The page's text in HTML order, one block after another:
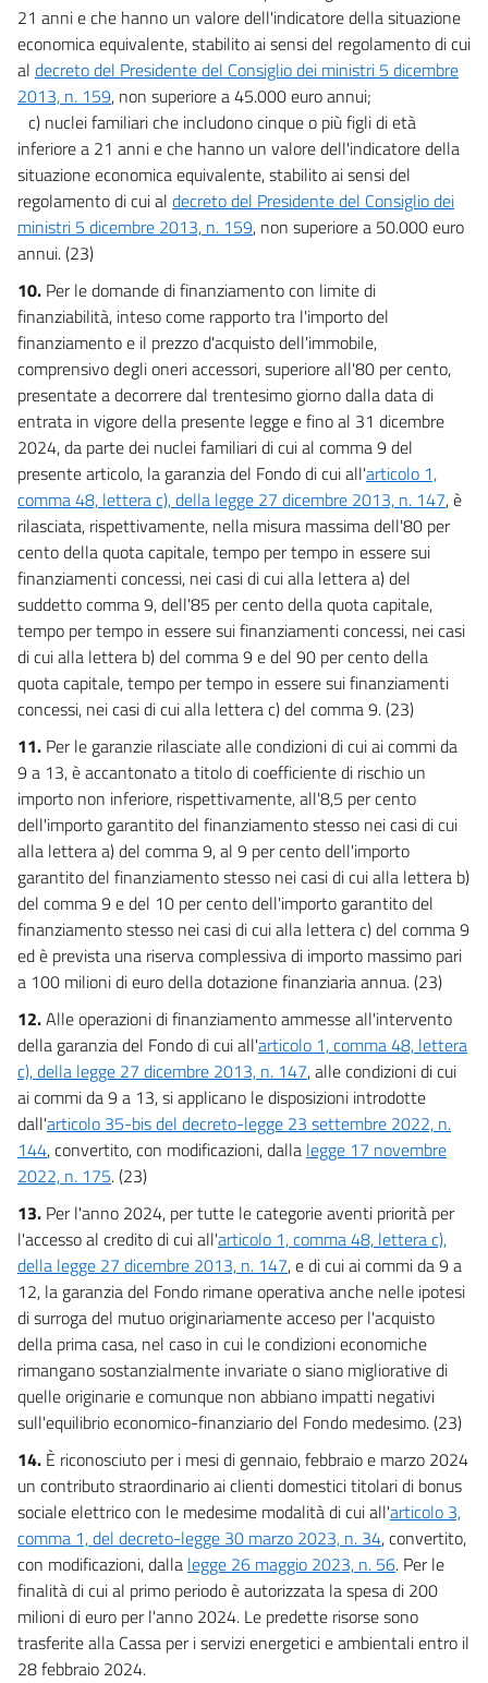
21 anni e che hanno un valore dell'indicatore della situazione
economica equivalente, stabilito ai sensi del regolamento di cui
al decreto del Presidente del Consiglio dei ministri 5 dicembre
2013, n. 159, non superiore a 45.000 euro annui;
c) nuclei familiari che includono cinque o più figli di età
inferiore a 21 anni e che hanno un valore dell'indicatore della
situazione economica equivalente, stabilito ai sensi del
regolamento di cui al decreto del Presidente del Consiglio dei
ministri 5 dicembre 2013, n. 159, non superiore a 50.000 euro
annui. (23)
10. Per le domande di finanziamento con limite di
finanziabilità, inteso come rapporto tra l'importo del
finanziamento e il prezzo d'acquisto dell'immobile,
comprensivo degli oneri accessori, superiore all'80 per cento,
presentate a decorrere dal trentesimo giorno dalla data di
entrata in vigore della presente legge e fino al 31 dicembre
2024, da parte dei nuclei familiari di cui al comma 9 del
presente articolo, la garanzia del Fondo di cui all'articolo 1,
comma 48, lettera c), della legge 27 dicembre 2013, n. 147, è
rilasciata, rispettivamente, nella misura massima dell'80 per
cento della quota capitale, tempo per tempo in essere sui
finanziamenti concessi, nei casi di cui alla lettera a) del
suddetto comma 9, dell'85 per cento della quota capitale,
tempo per tempo in essere sui finanziamenti concessi, nei casi
di cui alla lettera b) del comma 9 e del 90 per cento della
quota capitale, tempo per tempo in essere sui finanziamenti
concessi, nei casi di cui alla lettera c) del comma 9. (23)
11. Per le garanzie rilasciate alle condizioni di cui ai commi da
9 a 13, è accantonato a titolo di coefficiente di rischio un
importo non inferiore, rispettivamente, all'8,5 per cento
dell'importo garantito del finanziamento stesso nei casi di cui
alla lettera a) del comma 9, al 9 per cento dell'importo
garantito del finanziamento stesso nei casi di cui alla lettera b)
del comma 9 e del 10 per cento dell'importo garantito del
finanziamento stesso nei casi di cui alla lettera c) del comma 9
ed è prevista una riserva complessiva di importo massimo pari
a 100 milioni di euro della dotazione finanziaria annua. (23)
12.Alle operazioni di finanziamento ammesse all'intervento
della garanzia del Fondo di cui all'articolo 1, comma 48, lettera
c), della legge 27 dicembre 2013, n. 147, alle condizioni di cui
ai commi da 9 a 13, si applicano le disposizioni introdotte
dall'articolo 35-bis del decreto-legge 23 settembre 2022, n.
144, convertito, con modificazioni, dalla legge 17 novembre
2022, n. 175. (23)
13. Per l'anno 2024, per tutte le categorie aventi priorità per
l'accesso al credito di cui all'articolo 1, comma 48, lettera c),
della legge 27 dicembre 2013, n. 147, e di cui ai commi da 9 a
12, la garanzia del Fondo rimane operativa anche nelle ipotesi
di surroga del mutuo originariamente acceso per l'acquisto
della prima casa, nel caso in cui le condizioni economiche
rimangano sostanzialmente invariate o siano migliorative di
quelle originarie e comunque non abbiano impatti negativi
sull'equilibrio economico-finanziario del Fondo medesimo. (23)
14. È riconosciuto per i mesi di gennaio, febbraio e marzo 2024
un contributo straordinario ai clienti domestici titolari di bonus
sociale elettrico con le medesime modalità di cui all'articolo 3,
comma 1, del decreto-legge 30 marzo 2023, n. 34, convertito,
con modificazioni, dalla legge 26 maggio 2023, n. 56. Per le
finalità di cui al primo periodo è autorizzata la spesa di 200
milioni di euro per l'anno 2024. Le predette risorse sono
trasferite alla Cassa per i servizi energetici e ambientali entro il
28 febbraio 2024.